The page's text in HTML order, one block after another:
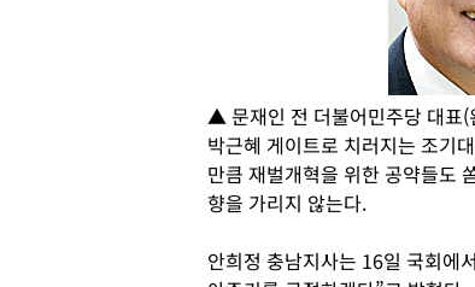
▲ 문재인 전 더불어민주당 대표
박근혜 게이트로 치러지는 조기
만큼 재벌개혁을 위한 공약들도
향을 가리지 않는다.
안희정 충남지사는 16일 국회에